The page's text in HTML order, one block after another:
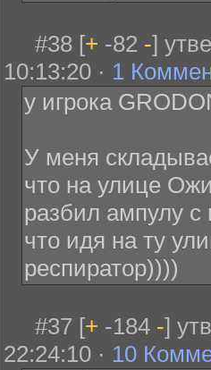
#38 [+ -82 -]
10:13:20 · 1
у игрока
У меня
что на улице
разбил ампулу с
что идя на ту
респиратор))))
#37 [+ -184 -]
22:24:10 · 10